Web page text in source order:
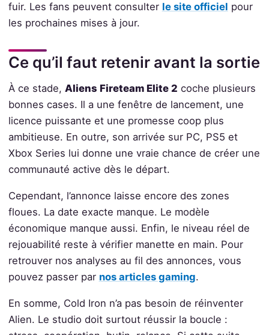
fuir. Les fans peuvent consulter le site officiel pour
les prochaines mises à jour.
Ce qu’il faut retenir avant la sortie
À ce stade, Aliens Fireteam Elite 2 coche plusieurs
bonnes cases. Il a une fenêtre de lancement, une
licence puissante et une promesse coop plus
ambitieuse. En outre, son arrivée sur PC, PS5 et
Xbox Series lui donne une vraie chance de créer une
communauté active dès le départ.
Cependant, l’annonce laisse encore des zones
floues. La date exacte manque. Le modèle
économique manque aussi. Enfin, le niveau réel de
rejouabilité reste à vérifier manette en main. Pour
retrouver nos analyses au fil des annonces, vous
pouvez passer par nos articles gaming.
En somme, Cold Iron n’a pas besoin de réinventer
Alien. Le studio doit surtout réussir la boucle :